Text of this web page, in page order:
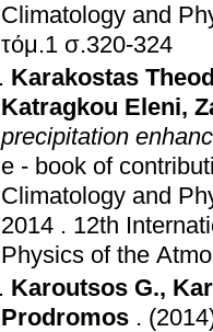
Climatology and
τόμ.1 σ.320-324
Karakostas
Katragkou Eleni,
precipitation
e - book of
Climatology and
2014 . 12th
Physics of the
Karoutsos G.,
Prodromos .